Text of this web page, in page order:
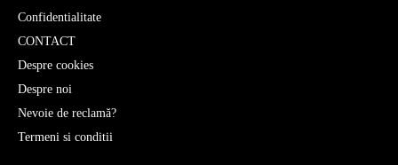
Confidentialitate
CONTACT
Despre cookies
Despre noi
Nevoie de reclamă?
Termeni si conditii